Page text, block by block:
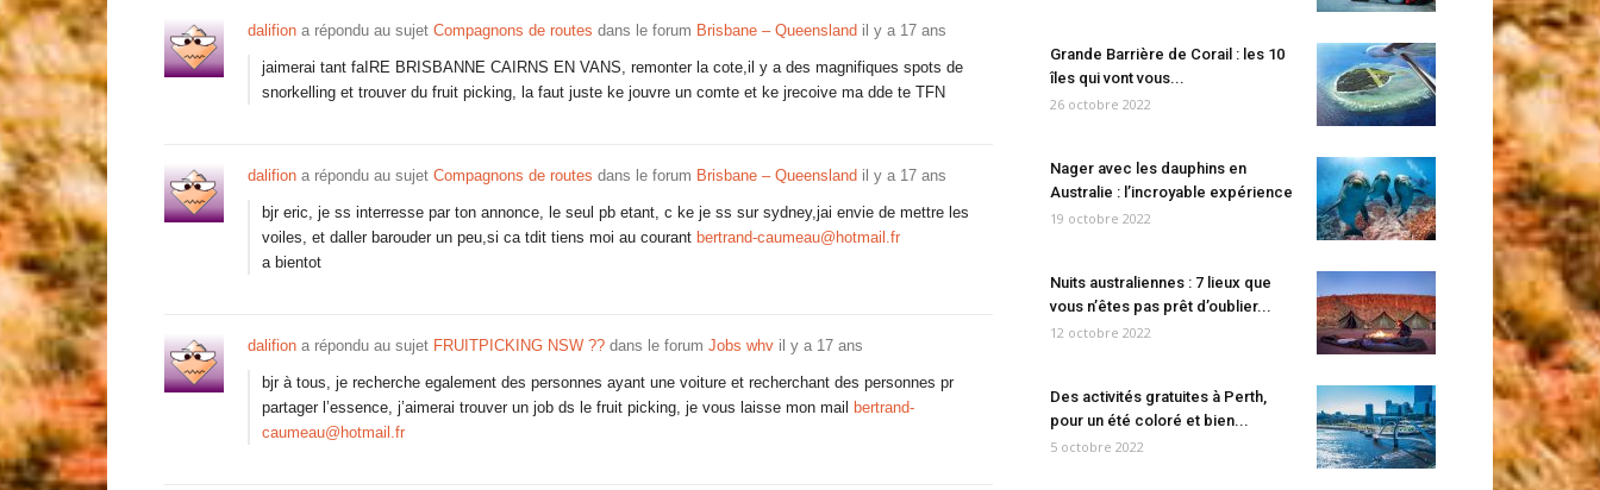
dalifion a répondu au sujet Compagnons de routes dans le forum Brisbane – Queensland il y a 17 ans
jaimerai tant faIRE BRISBANNE CAIRNS EN VANS, remonter la cote,il y a des magnifiques spots de
snorkelling et trouver du fruit picking, la faut juste ke jouvre un comte et ke jrecoive ma dde te TFN
dalifion a répondu au sujet Compagnons de routes dans le forum Brisbane – Queensland il y a 17 ans
bjr eric, je ss interresse par ton annonce, le seul pb etant, c ke je ss sur sydney,jai envie de mettre les
voiles, et daller barouder un peu,si ca tdit tiens moi au courant bertrand-caumeau@hotmail.fr
a bientot
dalifion a répondu au sujet FRUITPICKING NSW ?? dans le forum Jobs whv il y a 17 ans
bjr à tous, je recherche egalement des personnes ayant une voiture et recherchant des personnes pr
partager l’essence, j’aimerai trouver un job ds le fruit picking, je vous laisse mon mail
bertrand-
caumeau@hotmail.fr
Grande Barrière de Corail : les 10
îles qui vont vous...
26 octobre 2022
Nager avec les dauphins en
Australie : l’incroyable expérience
19 octobre 2022
Nuits australiennes : 7 lieux que
vous n’êtes pas prêt d’oublier...
12 octobre 2022
Des activités gratuites à Perth,
pour un été coloré et bien...
5 octobre 2022